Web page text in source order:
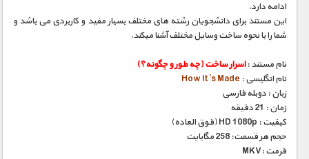
ادامه دارد.
این مستند برای دانشجویان رشته های مختلف بسیار مفید و کاربردی می باشد و
شما را با نحوه ساخت وسایل مختلف آشنا میکند.
نام مستند :اسرار ساخت (چه‌ طور و چگونه؟)
نام انگلیسی : How It’s Made
زبان : دوبله فارسی
زمان : 21 دقیقه
کیفیت : HD 1080p (فوق العاده)
حجم هر قسمت: 258 مگابایت
فرمت :MKV